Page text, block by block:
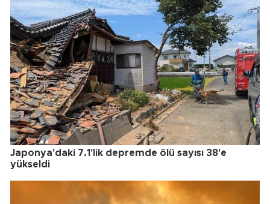
Japonya'daki 7.1'lik depremde ölü sayısı 38'e
yükseldi